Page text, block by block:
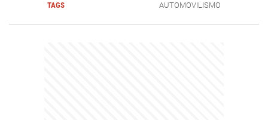
TAGS AUTOMOVILISMO